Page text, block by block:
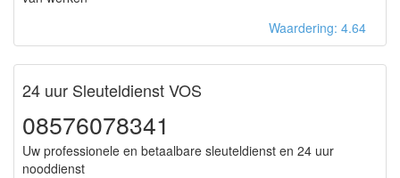
Waardering: 4.64
24 uur Sleuteldienst VOS
08576078341
Uw professionele en betaalbare sleuteldienst en 24 uur
nooddienst